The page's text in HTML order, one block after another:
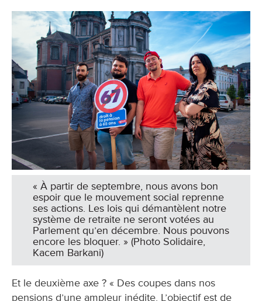
« À partir de septembre, nous avons bon
espoir que le mouvement social reprenne
ses actions. Les lois qui démantèlent notre
système de retraite ne seront votées au
Parlement qu’en décembre. Nous pouvons
encore les bloquer. » (Photo Solidaire,
Kacem Barkani)
Et le deuxième axe ? « Des coupes dans nos
pensions d’une ampleur inédite. L’objectif est de